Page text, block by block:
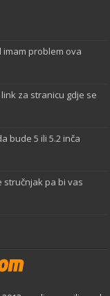
problem ova
za stranicu gdje se
bude 5 ili 5.2 inča
stručnjak pa bi vas